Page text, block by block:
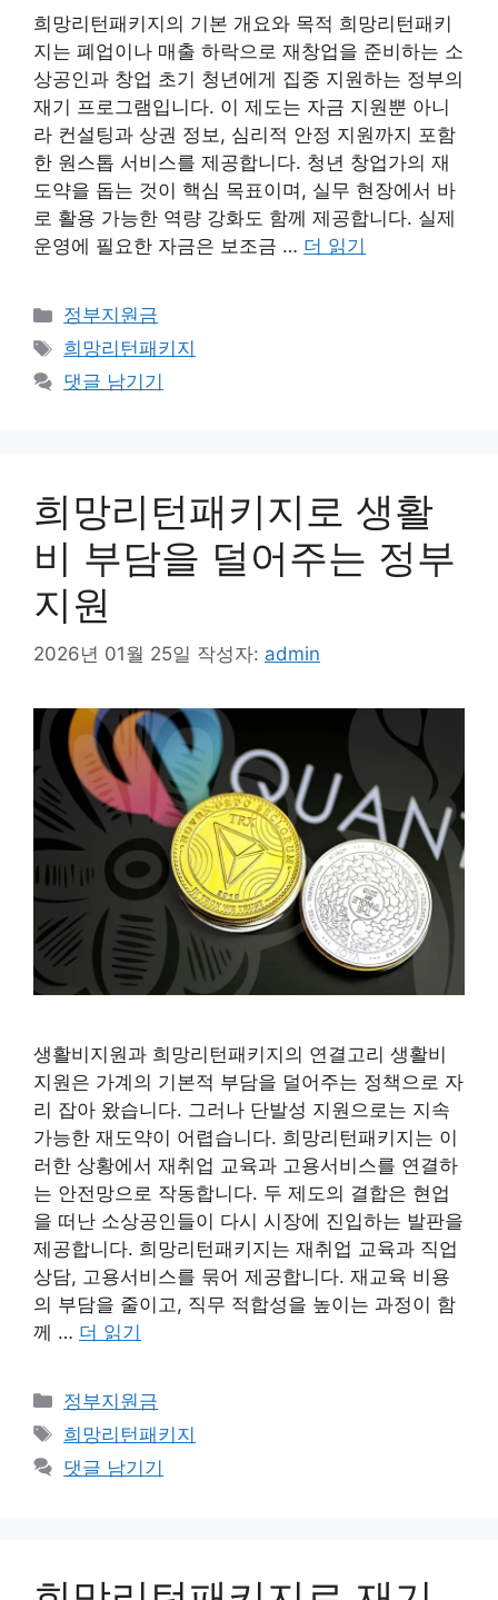
희망리턴패키지의 기본 개요와 목적 희망리턴패키
지는 폐업이나 매출 하락으로 재창업을 준비하는 소
상공인과 창업 초기 청년에게 집중 지원하는 정부의
재기 프로그램입니다. 이 제도는 자금 지원뿐 아니
라 컨설팅과 상권 정보, 심리적 안정 지원까지 포함
한 원스톱 서비스를 제공합니다. 청년 창업가의 재
도약을 돕는 것이 핵심 목표이며, 실무 현장에서 바
로 활용 가능한 역량 강화도 함께 제공합니다. 실제
운영에 필요한 자금은 보조금 … 더 읽기
카
테
리
정부지원금
태
그
희망리턴패키지
댓글 남기기
희망리턴패키지로 생활
비 부담을 덜어주는 정부
지원
2026년 01월 25일 작성자: admin
생활비지원과 희망리턴패키지의 연결고리 생활비
지원은 가계의 기본적 부담을 덜어주는 정책으로 자
리 잡아 왔습니다. 그러나 단발성 지원으로는 지속
가능한 재도약이 어렵습니다. 희망리턴패키지는 이
러한 상황에서 재취업 교육과 고용서비스를 연결하
는 안전망으로 작동합니다. 두 제도의 결합은 현업
을 떠난 소상공인들이 다시 시장에 진입하는 발판을
제공합니다. 희망리턴패키지는 재취업 교육과 직업
상담, 고용서비스를 묶어 제공합니다. 재교육 비용
의 부담을 줄이고, 직무 적합성을 높이는 과정이 함
께 … 더 읽기
카
테
고
리
정부지원금
태
그
희망리턴패키지
댓글 남기기